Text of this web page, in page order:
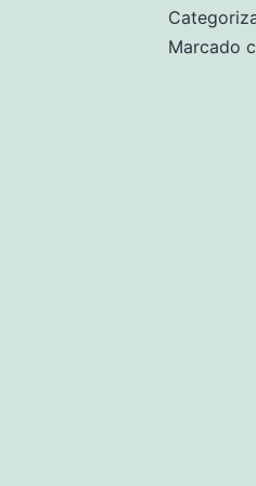
Marcado